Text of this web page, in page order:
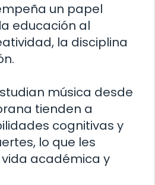
un papel
educación al
la disciplina
música desde
tienden a
cognitivas y
lo que les
académica y